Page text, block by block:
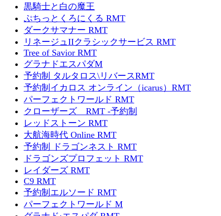
黒騎士と白の魔王
ぷちっとくろにくる RMT
ダークサマナー RMT
リネージュIIクラシックサービス RMT
Tree of Savior RMT
グラナドエスパダM
予約制 タルタロス\リバースRMT
予約制イカロス オンライン（icarus）RMT
パーフェクトワールド RMT
クローザーズ RMT -予約制
レッドストーン RMT
大航海時代 Online RMT
予約制 ドラゴンネスト RMT
ドラゴンズプロフェット RMT
レイダーズ RMT
C9 RMT
予約制エルソード RMT
パーフェクトワールド M